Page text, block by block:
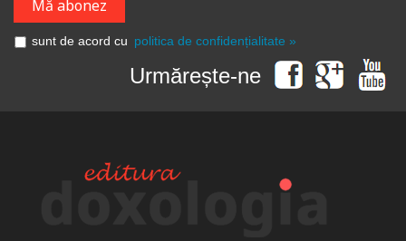
sunt de acord cu politica de confidențialitate »
Urmărește-ne